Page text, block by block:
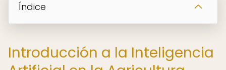
Índice
Introducción a la Inteligencia